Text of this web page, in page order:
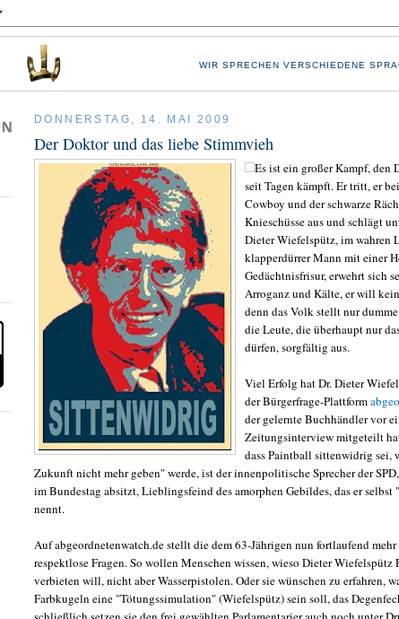
WIR SPRECHEN VERSCHIEDENE
DONNERSTAG, 14. MAI 2009
Der Doktor und das liebe Stimmvieh
Es ist ein großer Kampf, den
seit Tagen kämpft. Er tritt, er
Cowboy und der schwarze
Knieschüsse aus und schlägt
Dieter Wiefelspütz, im wahren
klapperdürrer Mann mit einer
Gedächtnisfrisur, erwehrt sich
Arroganz und Kälte, er will
denn das Volk stellt nur
die Leute, die überhaupt nur
dürfen, sorgfältig aus.
Viel Erfolg hat Dr. Dieter
der Bürgerfrage-Plattform
der gelernte Buchhändler vor
Zeitungsinterview mitgeteilt
dass Paintball sittenwidrig sei,
Zukunft nicht mehr geben" werde, ist der innenpolitische Sprecher der
im Bundestag absitzt, Lieblingsfeind des amorphen Gebildes, das er
nennt.
Auf abgeordnetenwatch.de stellt die dem 63-Jährigen nun fortlaufend
respektlose Fragen. So wollen Menschen wissen, wieso Dieter
verbieten will, nicht aber Wasserpistolen. Oder sie wünschen zu erfahren,
Farbkugeln eine "Tötungssimulation" (Wiefelspütz) sein soll, das